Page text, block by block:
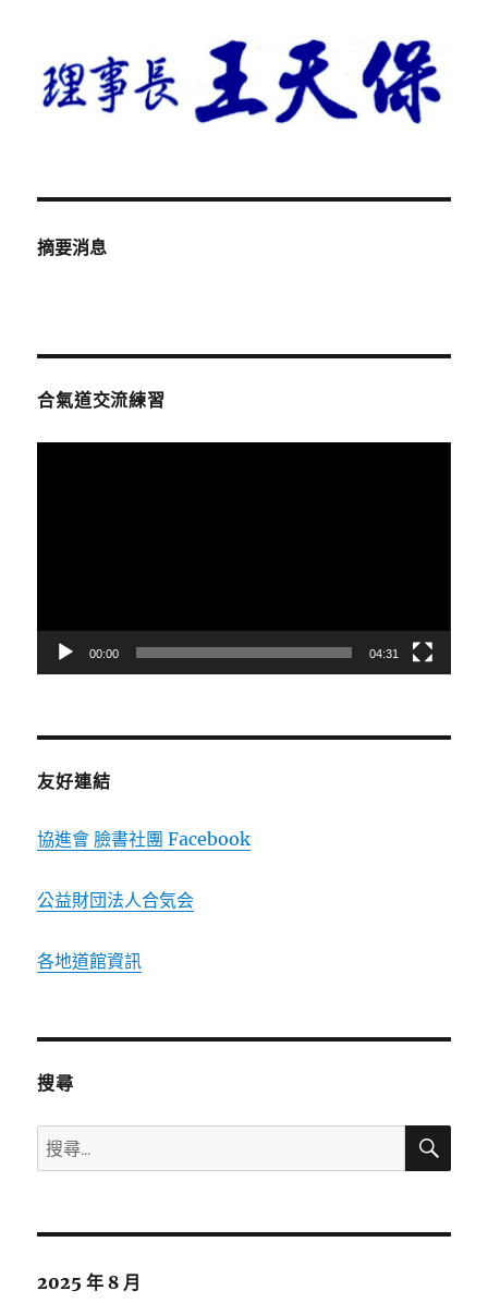
摘要消息
合氣道交流練習
00:00 04:31
友好連結
協進會 臉書社團 Facebook
公益財団法人合気会
各地道館資訊
搜尋
搜
尋
鍵
搜
2025 年 8 月